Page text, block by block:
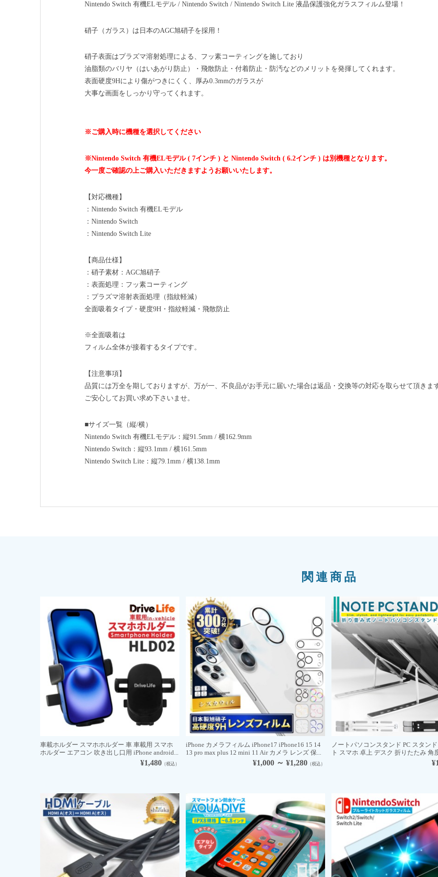
Nintendo Switch 有機ELモデル / Nintendo Switch / Nintendo Switch Lite 液晶保護強化ガラスフィルム登場！
硝子（ガラス）は日本のAGC旭硝子を採用！
硝子表面はプラズマ溶射処理による、フッ素コーティングを施しており
油脂類のバリヤ（はいあがり防止）・飛散防止・付着防止・防汚などのメリットを発揮してくれます。
表面硬度9Hにより傷がつきにくく、厚み0.3mmのガラスが
大事な画面をしっかり守ってくれます。
※ご購入時に機種を選択してください
※Nintendo Switch 有機ELモデル ( 7インチ ) と Nintendo Switch ( 6.2インチ ) は別機種となります。
今一度ご確認の上ご購入いただきますようお願いいたします。
【対応機種】
：Nintendo Switch 有機ELモデル
：Nintendo Switch
：Nintendo Switch Lite
【商品仕様】
：硝子素材：AGC旭硝子
：表面処理：フッ素コーティング
：プラズマ溶射表面処理（指紋軽減）
全面吸着タイプ・硬度9H・指紋軽減・飛散防止
※全面吸着は
フィルム全体が接着するタイプです。
【注意事項】
品質には万全を期しておりますが、万が一、不良品がお手元に届いた場合は返品・交換等の対応を取らせて頂きま
ご安心してお買い求め下さいませ。
■サイズ一覧（縦/横）
Nintendo Switch 有機ELモデル：縦91.5mm / 横162.9mm
Nintendo Switch：縦93.1mm / 横161.5mm
Nintendo Switch Lite：縦79.1mm / 横138.1mm
関連商品
車載ホルダー スマホホルダー 車 車載用 スマホ
ホルダー エアコン 吹き出し口用 iPhone android...
¥1,480（税込）
iPhone カメラフィルム iPhone17 iPhone16 15 14
13 pro max plus 12 mini 11 Air カメラ レンズ 保...
¥1,000 ～ ¥1,280 （税込）
ノートパソコンスタンド PC スタン
ト スマホ 卓上 デスク 折りたたみ 角